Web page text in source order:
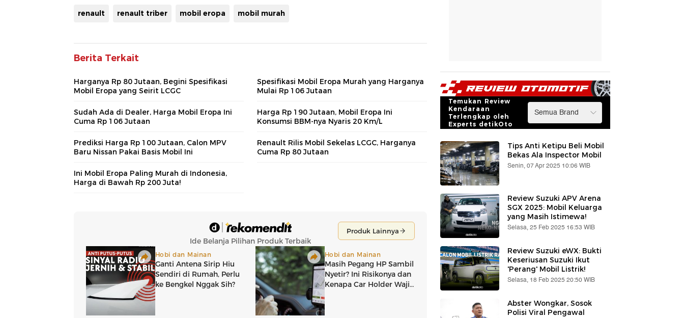
renault renault triber mobil eropa mobil murah
Berita Terkait
Harganya Rp 80 Jutaan, Begini Spesifikasi
Mobil Eropa yang Seirit LCGC
Spesifikasi Mobil Eropa Murah yang Harganya
Mulai Rp 106 Jutaan
Sudah Ada di Dealer, Harga Mobil Eropa Ini
Cuma Rp 106 Jutaan
Harga Rp 190 Jutaan, Mobil Eropa Ini
Konsumsi BBM-nya Nyaris 20 Km/L
Prediksi Harga Rp 100 Jutaan, Calon MPV
Baru Nissan Pakai Basis Mobil Ini
Renault Rilis Mobil Sekelas LCGC, Harganya
Cuma Rp 80 Jutaan
Ini Mobil Eropa Paling Murah di Indonesia,
Harga di Bawah Rp 200 Juta!
Temukan Review
Kendaraan
Terlengkap oleh
Experts detikOto
Tips Anti Ketipu Beli Mobil
Bekas Ala Inspector Mobil
Senin, 07 Apr 2025 10:06 WIB
Review Suzuki APV Arena
SGX 2025: Mobil Keluarga
yang Masih Istimewa!
Selasa, 25 Feb 2025 16:53 WIB
Review Suzuki eWX: Bukti
Keseriusan Suzuki Ikut
'Perang' Mobil Listrik!
Selasa, 18 Feb 2025 20:50 WIB
Abster Wongkar, Sosok
Polisi Viral Pengawal